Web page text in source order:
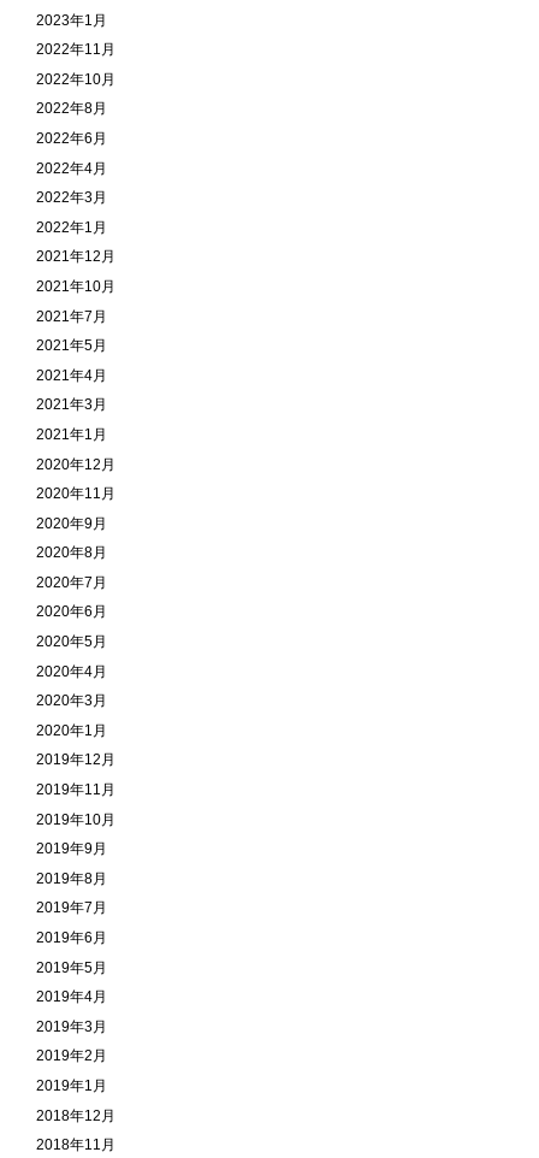
2023年1月
2022年11月
2022年10月
2022年8月
2022年6月
2022年4月
2022年3月
2022年1月
2021年12月
2021年10月
2021年7月
2021年5月
2021年4月
2021年3月
2021年1月
2020年12月
2020年11月
2020年9月
2020年8月
2020年7月
2020年6月
2020年5月
2020年4月
2020年3月
2020年1月
2019年12月
2019年11月
2019年10月
2019年9月
2019年8月
2019年7月
2019年6月
2019年5月
2019年4月
2019年3月
2019年2月
2019年1月
2018年12月
2018年11月